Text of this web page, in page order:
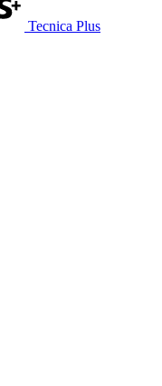
Tecnica Plus